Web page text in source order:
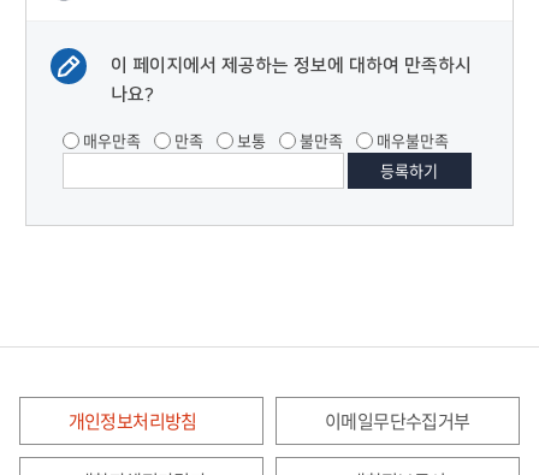
이 페이지에서 제공하는 정보에 대하여 만족하시
나요?
매우만족 만족 보통 불만족 매우불만족
개인정보처리방침 이메일무단수집거부